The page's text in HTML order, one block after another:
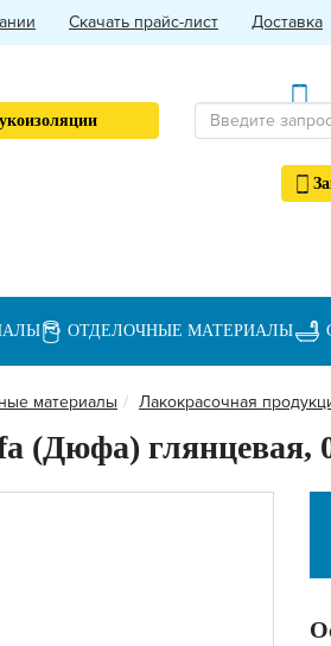
ОТДЕЛОЧНЫЕ МАТЕРИАЛЫ
Скачать прайс-лист Доставка
материалы Лакокрасочная
(Дюфа) глянцевая,